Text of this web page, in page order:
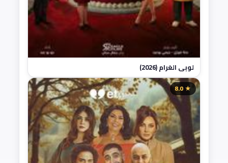
لوبي الغرام (2026)
★ 8.0